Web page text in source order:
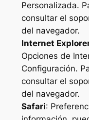
Personalizada.
consultar el
del navegador.
Internet
Opciones de
Configuración.
consultar el
del navegador.
Safari: